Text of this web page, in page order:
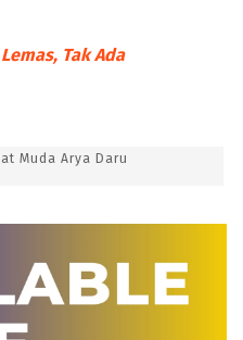
Tak Ada
Muda Arya Daru